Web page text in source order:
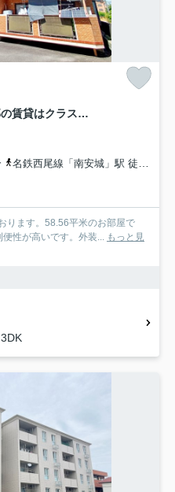
プレミール横山 刈谷市近郊の賃貸はクラスホーム刈谷店
名鉄西尾線「南安城」駅 徒歩24分
ります。58.56平米のお部屋で
性が高いです。外装... もっと見